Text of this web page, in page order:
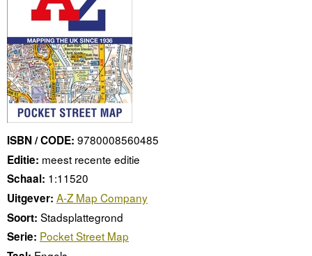
ISBN / CODE: 9780008560485
Editie: meest recente editie
Schaal: 1:11520
Uitgever: A-Z Map Company
Soort: Stadsplattegrond
Serie: Pocket Street Map